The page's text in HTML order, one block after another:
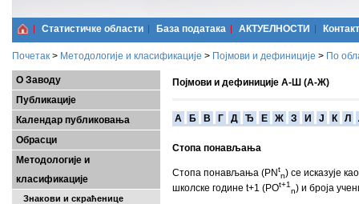
Статистичке области Базa података АКТУЕЛНОСТИ Контакт
Почетак > Методологије и класификације > Појмови и дефиниције > По
О Заводу
Публикације
Календар публиковања
Обрасци
Методологије и
класификације
Знакови и скраћенице
Појмови и дефиниције А-Ш (А-Ж)
A Б В Г Д Ђ Е Ж З И Ј К Л
Стопа понављања
Стопа понављања (PNt
n) се исказује
школске године t+1 (PОt+1
n) и броја